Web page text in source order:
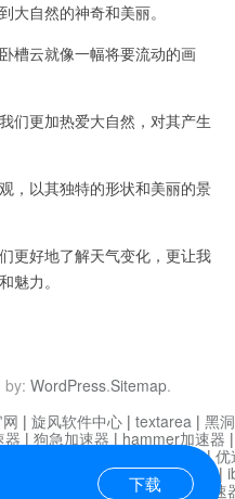
自然的神奇和美丽。
云就像一幅将要流动的画
更加热爱大自然，对其产生
以其独特的形状和美丽的景
好地了解天气变化，更让我
魅力。
by: WordPress.Sitemap.
下载
| 旋风软件中心 | textarea | 黑
器 | 狗急加速器 | hammer加速器
迷雾通|优
快橙加速器|anycast加速器 |
| 白石山|
小牛加速